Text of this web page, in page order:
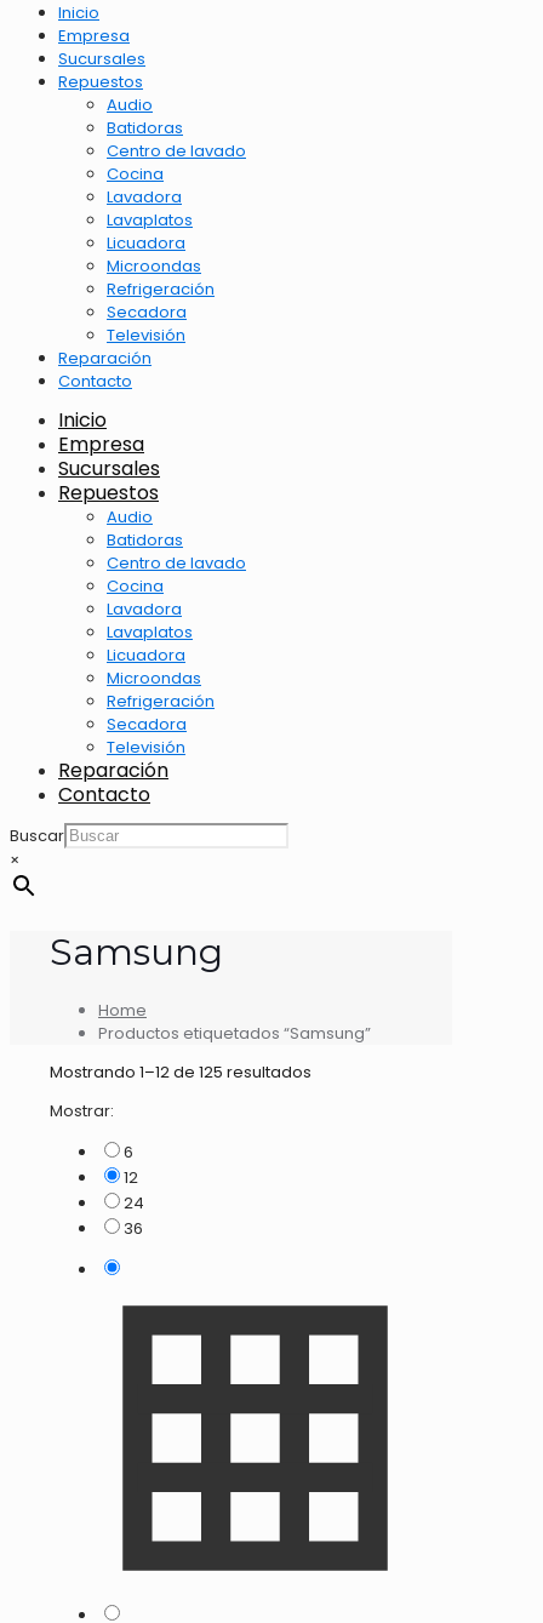
Inicio
Empresa
Sucursales
Repuestos
Audio
Batidoras
Centro de lavado
Cocina
Lavadora
Lavaplatos
Licuadora
Microondas
Refrigeración
Secadora
Televisión
Reparación
Contacto
Inicio
Empresa
Sucursales
Repuestos
Audio
Batidoras
Centro de lavado
Cocina
Lavadora
Lavaplatos
Licuadora
Microondas
Refrigeración
Secadora
Televisión
Reparación
Contacto
Buscar
×
Samsung
Home
Productos etiquetados “Samsung”
Mostrando 1–12 de 125 resultados
Mostrar:
6
12
24
36